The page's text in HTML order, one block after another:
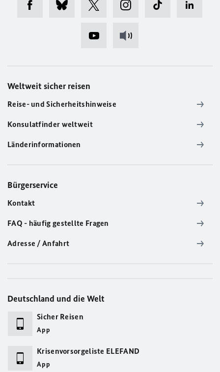
Weltweit sicher reisen
Reise- und Sicherheitshinweise
Konsulatfinder weltweit
Länderinformationen
Bürgerservice
Kontakt
FAQ - häufig gestellte Fragen
Adresse / Anfahrt
Deutschland und die Welt
Sicher Reisen
App
Krisenvorsorgeliste ELEFAND
App